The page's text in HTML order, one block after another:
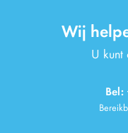
Wij
U kunt
Bel: